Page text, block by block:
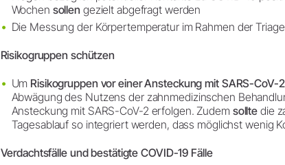
Wochen sollen gezielt abgefragt werden
Die Messung der Körpertemperatur im Rahmen der
Risikogruppen schützen
Um Risikogruppen vor einer Ansteckung mit SARS-CoV-2
Abwägung des Nutzens der zahnmedizinschen
Ansteckung mit SARS-CoV-2 erfolgen. Zudem sollte die
Tagesablauf so integriert werden, dass möglichst wenig
Verdachtsfälle und bestätigte COVID-19 Fälle